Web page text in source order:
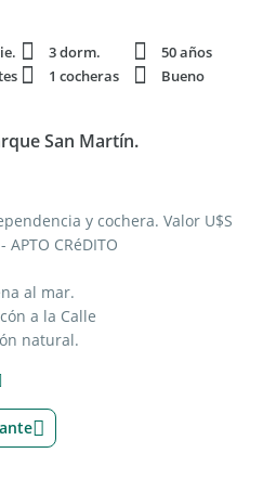
3 dorm.
50 años
1 cocheras
Bueno
San Martín.
y cochera. Valor U$S
CRéDITO
al mar.
a la Calle
natural.
natural